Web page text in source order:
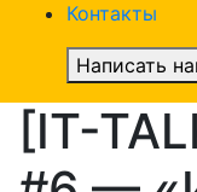
Контакты
Написать
[IT-